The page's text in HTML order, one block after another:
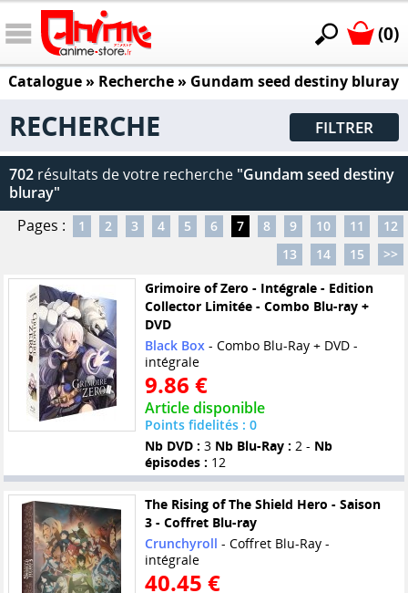
(0)
Catalogue» Recherche » Gundam seed destiny bluray
RECHERCHE FILTRER
702 résultats de votre recherche "Gundam seed destiny
bluray"
Pages :
1 2 3 4 5 6 7 8 9 10 11
12
13
14 15
>>
Grimoire of Zero - Intégrale - Edition
Collector Limitée - Combo Blu-ray +
DVD
Black Box- Combo Blu-Ray + DVD -
intégrale
9.86 €
Article disponible
Points fidelités : 0
Nb DVD : 3 Nb Blu-Ray : 2 - Nb
épisodes : 12
The Rising of The Shield Hero - Saison
3 - Coffret Blu-ray
Crunchyroll - Coffret Blu-Ray -
intégrale
40.45 €